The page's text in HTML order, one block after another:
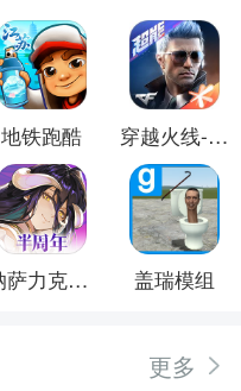
地铁跑酷 穿越火线-枪战王者
纳萨力克之王 盖瑞模组
更多